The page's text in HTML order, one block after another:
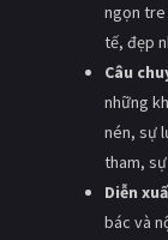
ngọn tre
tế, đẹp
Câu
những
nén, sự
tham,
Diễn
bác và